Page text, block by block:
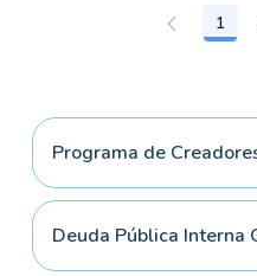
1
Programa de
Deuda Pública Interna